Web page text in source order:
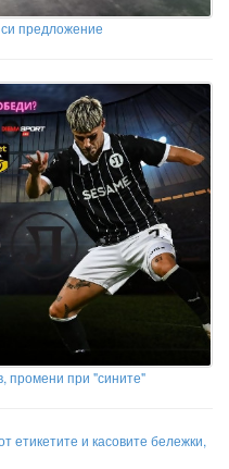
предложение
промени при "сините"
етикетите и касовите бележки,